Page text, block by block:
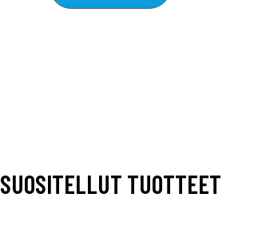
SUOSITELLUT TUOTTEET